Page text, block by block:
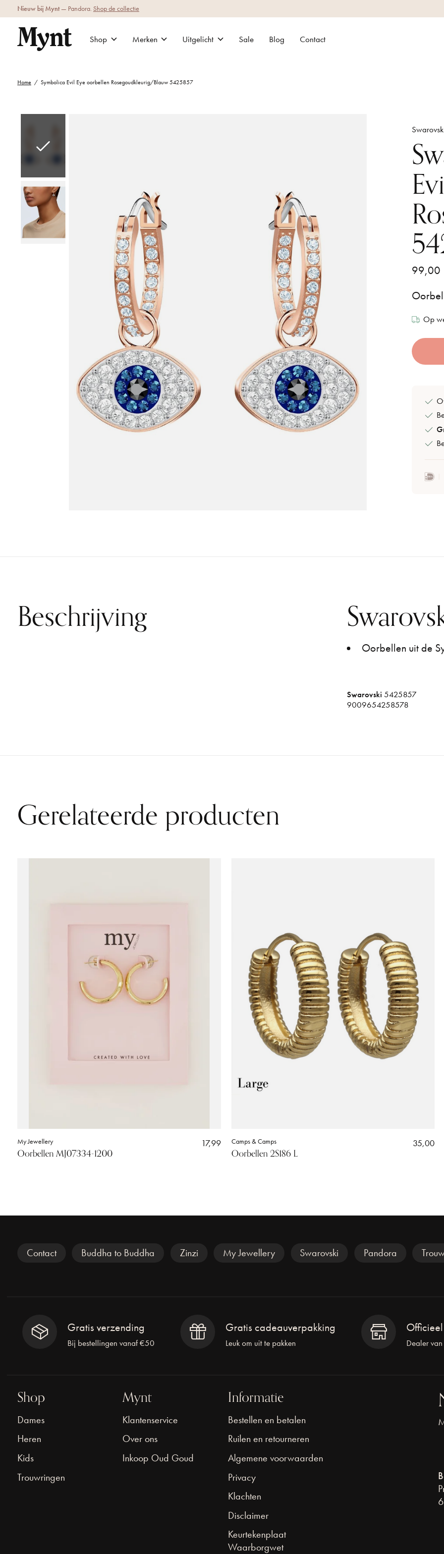
Nieuw bij Mynt— Pandora. Shop de collectie
Shop Merken Uitgelicht Sale Blog Contact
Home / Symbolica Evil Eye oorbellen Rosegoudkleurig/Blauw 5425857
99,00
Op
Beschrijving
Oorbellen uit de
Swarovski 5425857
9009654258578
Gerelateerde producten
My Jewellery
Oorbellen MJ07334-1200
17,99 Camps & Camps
Oorbellen 2S186 L
35,00
Veel gezocht
Contact Buddha to Buddha Zinzi My Jewellery Swarovski Pandora
Gratis verzending
Bij bestellingen vanaf €50
Gratis cadeauverpakking
Leuk om uit te pakken Dealer
Shop
Dames
Heren
Kids
Trouwringen
Mynt
Klantenservice
Over ons
Inkoop Oud Goud
Informatie
Bestellen en betalen
Ruilen en retourneren
Algemene voorwaarden
Privacy
Klachten
Disclaimer
Keurtekenplaat
Waarborgwet